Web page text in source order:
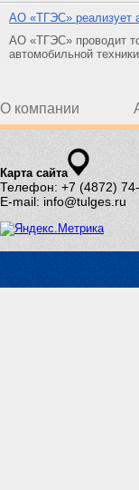
АO «ТГЭС» реализует
АО «ТГЭС» проводит
автомобильной
О компании
Карта сайта
Телефон: +7 (4872)
E-mail: info@tulges.ru